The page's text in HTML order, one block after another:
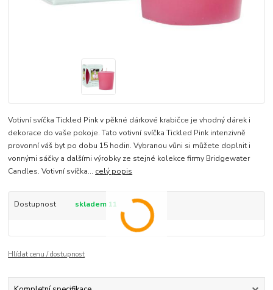
Votivní svíčka Tickled Pink v pěkné dárkové krabičce je vhodný dárek i
dekorace do vaše pokoje. Tato votivní svíčka Tickled Pink intenzivně
provonní váš byt po dobu 15 hodin. Vybranou vůni si můžete doplnit i
vonnými sáčky a dalšími výrobky ze stejné kolekce firmy Bridgewater
Candles. Votivní svíčka... celý popis
Dostupnost skladem 11
Hlídat cenu / dostupnost